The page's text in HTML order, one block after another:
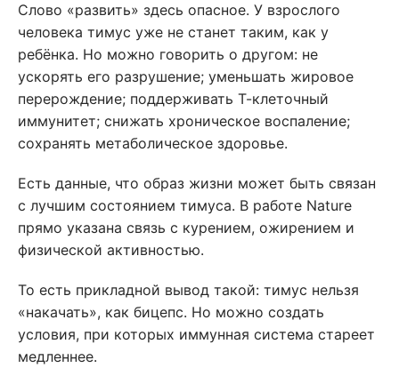
Слово «развить» здесь опасное. У взрослого
человека тимус уже не станет таким, как у
ребёнка. Но можно говорить о другом: не
ускорять его разрушение; уменьшать жировое
перерождение; поддерживать Т-клеточный
иммунитет; снижать хроническое воспаление;
сохранять метаболическое здоровье.
Есть данные, что образ жизни может быть связан
с лучшим состоянием тимуса. В работе Nature
прямо указана связь с курением, ожирением и
физической активностью.
То есть прикладной вывод такой: тимус нельзя
«накачать», как бицепс. Но можно создать
условия, при которых иммунная система стареет
медленнее.